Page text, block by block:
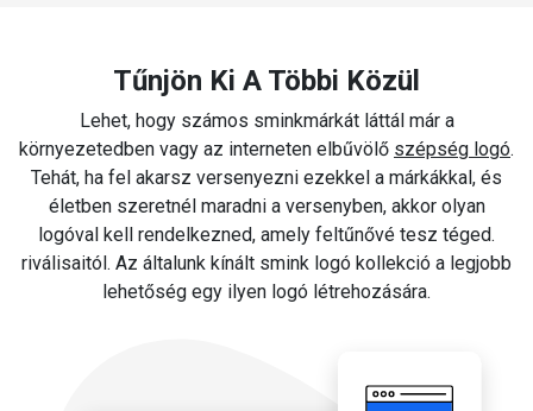
Tűnjön Ki A Többi Közül
Lehet, hogy számos sminkmárkát láttál már a
környezetedben vagy az interneten elbűvölő szépség logó.
Tehát, ha fel akarsz versenyezni ezekkel a márkákkal, és
életben szeretnél maradni a versenyben, akkor olyan
logóval kell rendelkezned, amely feltűnővé tesz téged.
riválisaitól. Az általunk kínált smink logó kollekció a legjobb
lehetőség egy ilyen logó létrehozására.